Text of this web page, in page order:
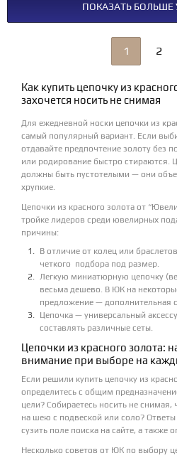
ПОКАЗАТЬ
1 2
Как купить цепочку из
захочется носить не снимая
Для ежедневной носки цепочки из
самый популярный вариант. Если
отдавайте предпочтение золоту без
или родирование быстро стираются.
должны быть пустотелыми — они
хрупкие.
Цепочки из красного золота от
тройке лидеров среди ювелирных
причины:
В отличие от колец или
четкого подбора под размер.
Легкую миниатюрную цепочку
весьма дешево. В ЮК на
предложение — дополнительная
Цепочка — универсальный
составлять различные сеты.
Цепочки из красного золота:
внимание при выборе на
Если решили купить цепочку из
определитесь с общим
цели? Собираетесь носить не снимая,
на шею с подвеской или соло?
сузить поле поиска на сайте, а также
Несколько советов от ЮК по выбору